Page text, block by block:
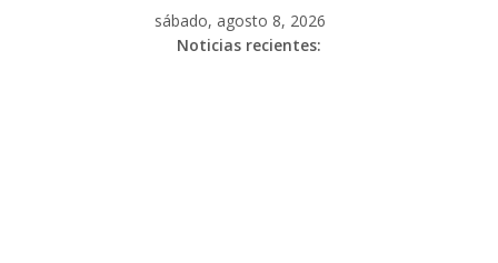
sábado, agosto 8, 2026
Noticias recientes: